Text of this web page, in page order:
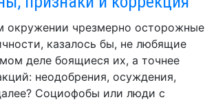
окружении чрезмерно осторожные
казалось бы, не любящие
деле боящиеся их, а точнее
неодобрения, осуждения,
Социофобы или люди с